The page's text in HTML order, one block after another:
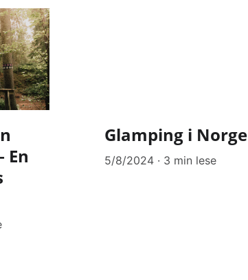
En
Glamping i Norge
5/8/2024 3 min lese